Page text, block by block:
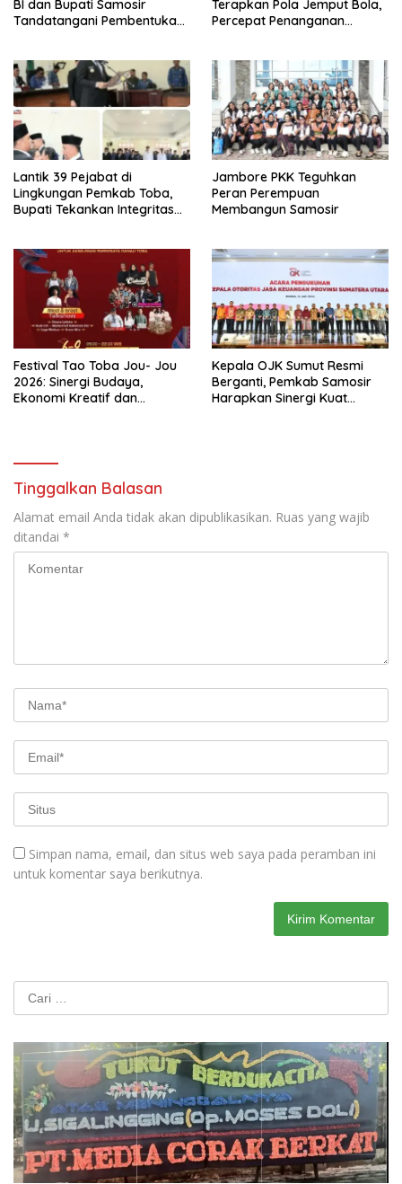
BI dan Bupati Samosir
Tandatangani Pembentukan
Terapkan Pola Jemput Bola,
Percepat Penanganan
Lantik 39 Pejabat di
Lingkungan Pemkab Toba,
Bupati Tekankan Integritas
Jambore PKK Teguhkan
Peran Perempuan
Membangun Samosir
Festival Tao Toba Jou- Jou
2026: Sinergi Budaya,
Ekonomi Kreatif dan
Kepala OJK Sumut Resmi
Berganti, Pemkab Samosir
Harapkan Sinergi Kuat
Tinggalkan Balasan
Alamat email Anda tidak akan dipublikasikan. Ruas yang wajib
ditandai *
Simpan nama, email, dan situs web saya pada peramban ini
untuk komentar saya berikutnya.